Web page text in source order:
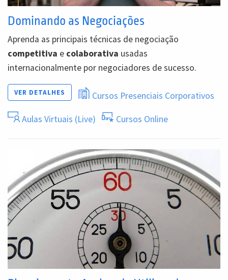
Dominando as Negociações
Aprenda as principais técnicas de negociação
competitiva e colaborativa usadas
internacionalmente por negociadores de sucesso.
VER DETALHES Cursos Presenciais Corporativos
Aulas Virtuais (Live) Cursos Online